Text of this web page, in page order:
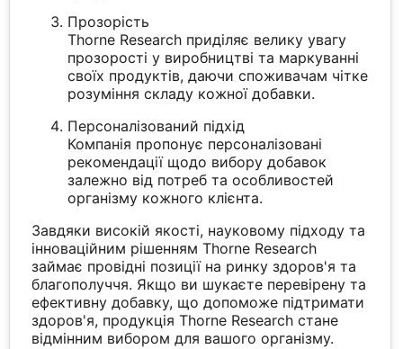
Прозорість
Thorne Research приділяє велику увагу
прозорості у виробництві та маркуванні
своїх продуктів, даючи споживачам чітке
розуміння складу кожної добавки.
Персоналізований підхід
Компанія пропонує персоналізовані
рекомендації щодо вибору добавок
залежно від потреб та особливостей
організму кожного клієнта.
Завдяки високій якості, науковому підходу та
інноваційним рішенням Thorne Research
займає провідні позиції на ринку здоров'я та
благополуччя. Якщо ви шукаєте перевірену та
ефективну добавку, що допоможе підтримати
здоров'я, продукція Thorne Research стане
відмінним вибором для вашого організму.